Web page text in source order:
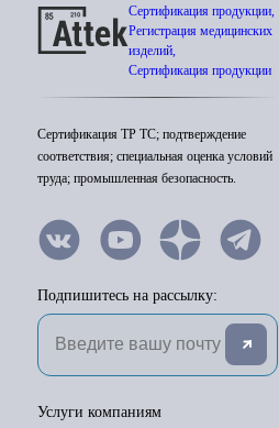
Сертификация продукции,
Регистрация медицинских
изделий,
Сертификация продукции
Сертификация ТР ТС; подтверждение
соответствия; специальная оценка условий
труда; промышленная безопасность.
Подпишитесь на рассылку:
Услуги компаниям